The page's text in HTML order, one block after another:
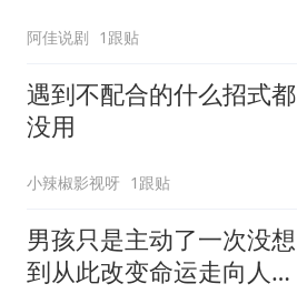
阿佳说剧 1跟贴
遇到不配合的什么招式都
没用
小辣椒影视呀 1跟贴
男孩只是主动了一次没想
到从此改变命运走向人生